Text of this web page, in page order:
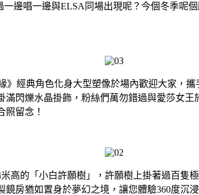
邊唱一邊與ELSA同場出現呢？今個冬季呢
經典角色化身大型塑像於場內歡迎大家，
閃爍水晶掛飾，粉絲們萬勿錯過與愛莎女
留念！
高的「小白許願樹」，許願樹上掛著過百隻
房猶如置身於夢幻之境，讓您體驗360度沉